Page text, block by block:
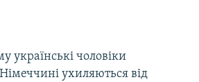
українські чоловіки
ухиляються від